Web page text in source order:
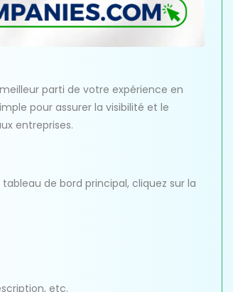
parti de votre expérience en
pour assurer la visibilité et le
entreprises.
de bord principal, cliquez sur la
etc.